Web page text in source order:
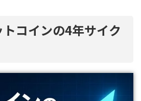
コインの4年サイク